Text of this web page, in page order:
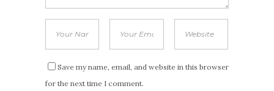
Save my name, email, and website in this browser
for the next time I comment.